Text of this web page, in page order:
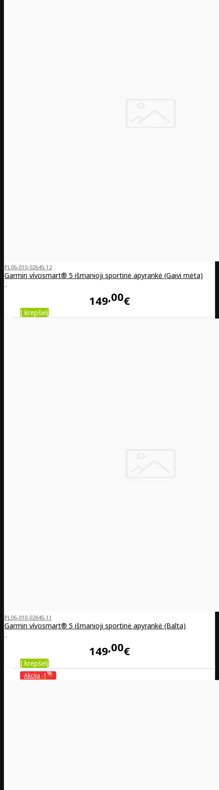
PL06-010-02645-12
Garmin vívosmart® 5 išmanioji sportinė apyrankė (Gaivi mėta)
..
149 00€
Į krepšelį
PL06-010-02645-11
Garmin vívosmart® 5 išmanioji sportinė apyrankė (Balta)
..
149 00€
Į krepšelį
Akcija -1%